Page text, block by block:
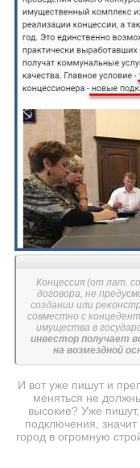
Концессия (от лат.
договора, не
создании или
совместно с
имущества в
инвестор получает
на возмездной
И вот уже пишут и
меняться не
высокие? Уже
подключения, значит
город в огромную